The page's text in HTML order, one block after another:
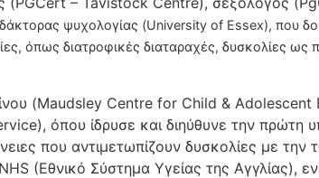
ψυχολογίας (University of Essex), που
όπως διατροφικές διαταραχές, δυσκολίες ως
(Maudsley Centre for Child &
όπου ίδρυσε και διηύθυνε την πρώτη
που αντιμετωπίζουν δυσκολίες με
(Εθνικό Σύστημα Υγείας της Αγγλίας),